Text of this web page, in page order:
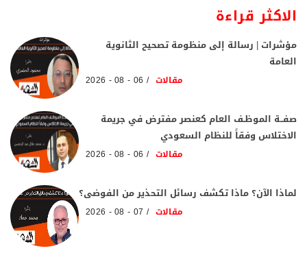
الاكثر قراءة
مؤشرات | رسالة إلى منظومة تصحيح الثانوية
العامة
مقالات 06 - 08 - 2026
صفــة الموظـف العام كعنصر مفترض في جريمة
الاختلاس وفقاً للنظام السعودي
مقالات 06 - 08 - 2026
لماذا الآن؟ ماذا تكشف رسائل التحذير من الفوضى؟
مقالات 07 - 08 - 2026